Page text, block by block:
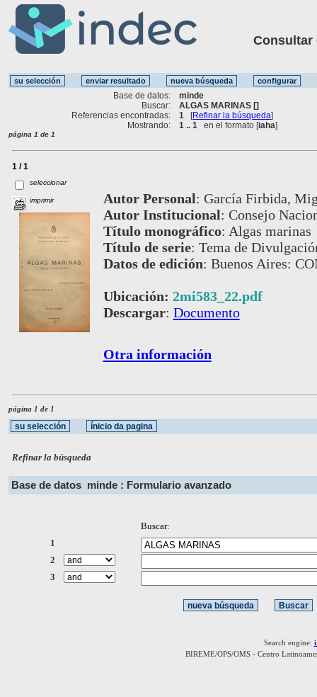
Consultar
Base de datos:
minde
Buscar:
ALGAS MARINAS []
Referencias encontradas:
1 [Refinar la búsqueda]
Mostrando:
1 .. 1 en el formato [iaha]
página 1 de 1
1 / 1
seleccionar
imprimir Autor Personal: García Firbida,
Autor Institucional: Consejo
Título monográfico: Algas marinas
Título de serie: Tema de
Datos de edición: Buenos Aires:
Ubicación: 2mi583_22.pdf
Descargar: Documento
Otra información
página 1 de 1
Refinar la búsqueda
Base de datos minde : Formulario avanzado
Buscar:
1
2
3
Search engine:
BIREME/OPS/OMS - Centro